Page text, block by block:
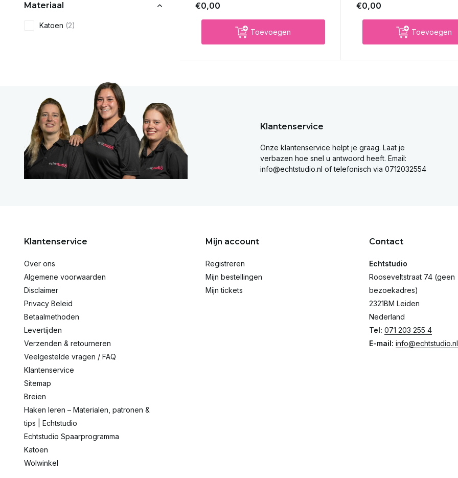
Materiaal
Katoen (2)
€0,00
Toevoegen
€0,00
Toevoegen
Klantenservice
Onze klantenservice helpt je graag. Laat je
verbazen hoe snel u antwoord heeft. Email:
info@echtstudio.nl of telefonisch via 0712032554
Klantenservice
Over ons
Algemene voorwaarden
Disclaimer
Privacy Beleid
Betaalmethoden
Levertijden
Verzenden & retourneren
Veelgestelde vragen / FAQ
Klantenservice
Sitemap
Breien
Haken leren – Materialen, patronen &
tips | Echtstudio
Echtstudio Spaarprogramma
Katoen
Wolwinkel
Mijn account
Registreren
Mijn bestellingen
Mijn tickets
Contact
Echtstudio
Rooseveltstraat 74 (geen
bezoekadres)
2321BM Leiden
Nederland
Tel: 071 203 255 4
E-mail: info@echtstudio.nl